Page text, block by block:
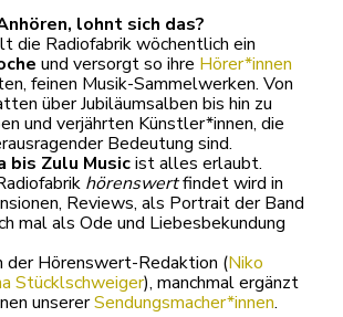
lohnt sich das?
die Radiofabrik wöchentlich ein
und versorgt so ihre Hörer*innen
feinen Musik-Sammelwerken. Von
über Jubiläumsalben bis hin zu
und verjährten Künstler*innen, die
Bedeutung sind.
bis Zulu Musicist alles erlaubt.
hörenswertfindet wird in
Reviews, als Portrait der Band
mal als Ode und Liebesbekundung
der Hörenswert-Redaktion (Niko
Stücklschweiger), manchmal ergänzt
unsererSendungsmacher*innen.